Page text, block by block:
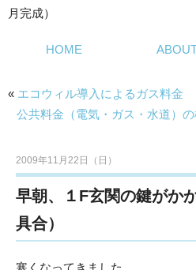
月完成）
HOME
« エコウィル導入によるガス料金
公共料金（電気・ガス・水道）
2009年11月22日（日）
早朝、１F玄関の鍵がか
具合）
寒くなってきました。